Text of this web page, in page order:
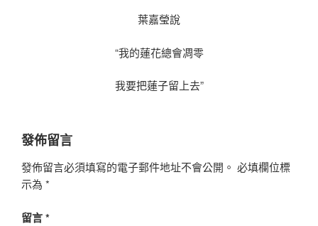
葉嘉瑩說
“我的蓮花總會凋零
我要把蓮子留上去”
發佈留言
發佈留言必須填寫的電子郵件地址不會公開。 必填欄位標
示為 *
留言*